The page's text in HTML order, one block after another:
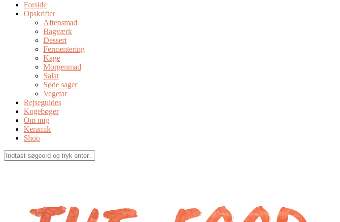
Forside
Opskrifter
Aftensmad
Bagværk
Dessert
Fermentering
Kage
Morgenmad
Salat
Søde sager
Vegetar
Rejseguides
Kogebøger
Om mig
Keramik
Shop